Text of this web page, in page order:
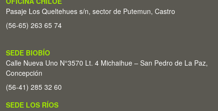
Pasaje Los Queltehues s/n, sector de Putemun, Castro
(56-65) 263 65 74
SEDE BIOBÍO
Calle Nueva Uno N°3570 Lt. 4 Michaihue – San Pedro de La Paz,
Concepción
(56-41) 285 32 60
SEDE LOS RÍOS